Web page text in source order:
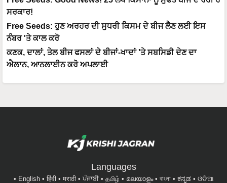
ਸਰਕਾਰ!
Free Seeds: ਹੁਣ ਅਰਹਰ ਦੀ ਸੁਧਰੀ ਕਿਸਮ ਦੇ ਬੀਜ ਲੈਣ ਲਈ ਇਸ
ਨੰਬਰ 'ਤੇ ਕਾਲ ਕਰੋ
ਕਣਕ, ਦਾਲਾਂ, ਤੇਲ ਬੀਜ ਫਸਲਾਂ ਦੇ ਬੀਜਾਂ-ਖਾਦਾਂ 'ਤੇ ਸਬਸਿਡੀ ਦੇਣ ਦਾ
ਐਲਾਨ, ਆਨਲਾਈਨ ਕਰੋ ਅਪਲਾਈ
Languages
English हिंदी मराठी ਪੰਜਾਬੀ தமிழ் മലയാളം বাংলা ಕನ್ನಡ
ଓଡିଆ